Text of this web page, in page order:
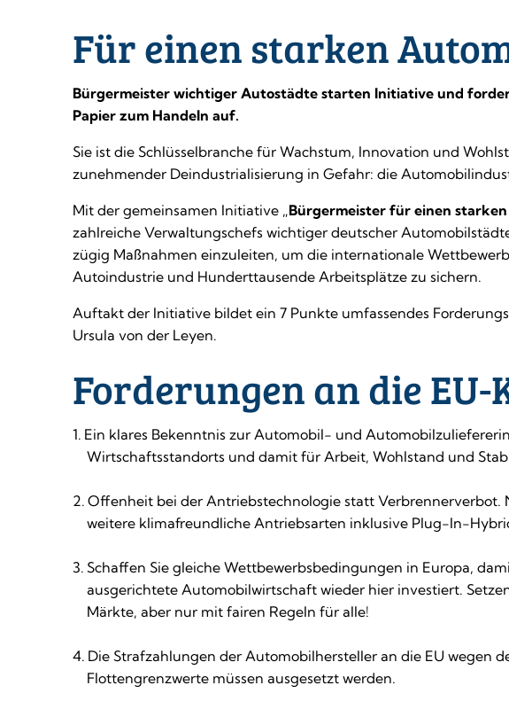
Automobilstandort
Für einen starken
Bürgermeister wichtiger Autostädte starten Initiative und
Papier zum Handeln auf.
Sie ist die Schlüsselbranche für Wachstum, Innovation und
zunehmender Deindustrialisierung in Gefahr: die
Mit der gemeinsamen Initiative „Bürgermeister für einen
zahlreiche Verwaltungschefs wichtiger deutscher
zügig Maßnahmen einzuleiten, um die internationale
Autoindustrie und Hunderttausende Arbeitsplätze zu sichern.
Auftakt der Initiative bildet ein 7 Punkte umfassendes
Ursula von der Leyen.
Forderungen an die
Ein klares Bekenntnis zur Automobil- und
Wirtschaftsstandorts und damit für Arbeit, Wohlstand und
Offenheit bei der Antriebstechnologie statt Verbrennerverbot.
weitere klimafreundliche Antriebsarten inklusive Plug-In-
Schaffen Sie gleiche Wettbewerbsbedingungen in Europa,
ausgerichtete Automobilwirtschaft wieder hier investiert.
Märkte, aber nur mit fairen Regeln für alle!
Die Strafzahlungen der Automobilhersteller an die EU wegen
Flottengrenzwerte müssen ausgesetzt werden.